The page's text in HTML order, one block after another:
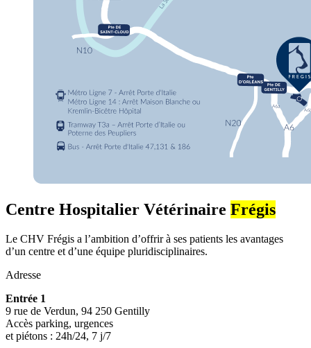
Centre Hospitalier Vétérinaire Frégis
Le CHV Frégis a l’ambition d’offrir à ses patients les avantages
d’un centre et d’une équipe pluridisciplinaires.
Adresse
Entrée 1
9 rue de Verdun, 94 250 Gentilly
Accès parking, urgences
et piétons : 24h/24, 7 j/7